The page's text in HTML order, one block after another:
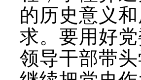
的历史意义
求。要用好
领导干部带